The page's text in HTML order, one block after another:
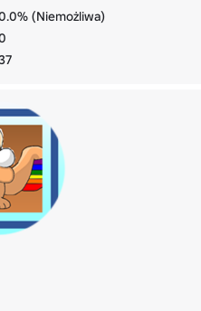
(Niemożliwa)